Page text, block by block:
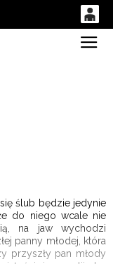
ślub będzie jedynie
do niego wcale nie
na jaw wychodzi
panny młodej, która
przyszły pan młody